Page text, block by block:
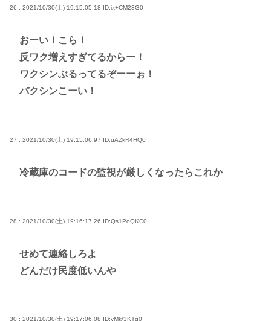
26 : 2021/10/30(土) 19:15:05.18 ID:ix+CM23G0
おーい！こら！
反ワク増えすぎてるからー！
ワクシンぶるってるぞーーぉ！
バクシンこーい！
27 : 2021/10/30(土) 19:15:06.97 ID:uAZkR4HQ0
冷蔵庫のコードの監視が厳しくなったらこれか
28 : 2021/10/30(土) 19:16:17.26 ID:Qs1PoQKC0
せめて連絡しろよ
どんだけ民度低いんや
30 : 2021/10/30(土) 19:17:06.08 ID:yMk/3KTq0